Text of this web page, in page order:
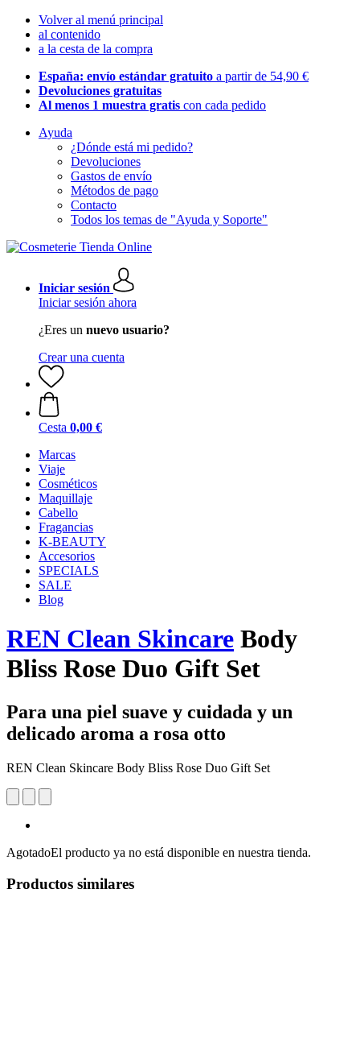
Volver al menú principal
al contenido
a la cesta de la compra
España: envío estándar gratuito a partir de 54,90 €
Devoluciones gratuitas
Al menos 1 muestra gratis con cada pedido
Ayuda
¿Dónde está mi pedido?
Devoluciones
Gastos de envío
Métodos de pago
Contacto
Todos los temas de "Ayuda y Soporte"
Iniciar sesión
Iniciar sesión ahora
¿Eres un nuevo usuario?
Crear una cuenta
Cesta 0,00 €
Marcas
Viaje
Cosméticos
Maquillaje
Cabello
Fragancias
K-BEAUTY
Accesorios
SPECIALS
SALE
Blog
REN Clean Skincare Body
Bliss Rose Duo Gift Set
Para una piel suave y cuidada y un
delicado aroma a rosa otto
REN Clean Skincare Body Bliss Rose Duo Gift Set
AgotadoEl producto ya no está disponible en nuestra tienda.
Productos similares